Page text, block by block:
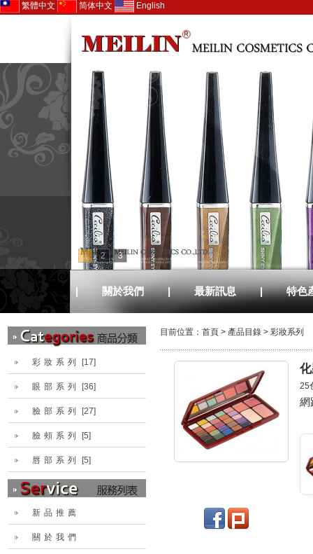
繁體中文 简体中文 English
1 2 3
| 關於我們 | 最新訊息 | 特色
彩妝系列 [17]
眼部系列 [36]
臉部系列 [27]
臉頰系列 [5]
唇部系列 [5]
新品推薦
關於我們
目前位置： 首頁 > 產品目錄 > 彩妝系列
25
網